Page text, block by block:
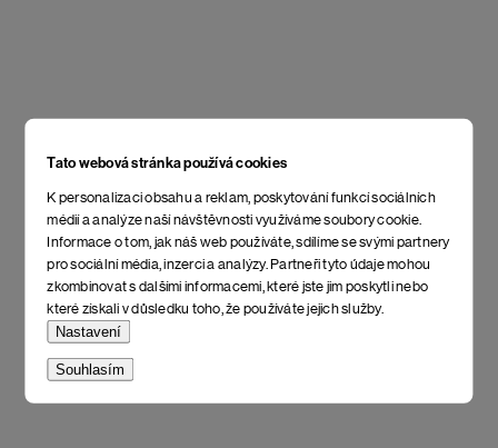
Tato webová stránka používá cookies
K personalizaci obsahu a reklam, poskytování funkcí sociálních
médií a analýze naší návštěvnosti využíváme soubory cookie.
Informace o tom, jak náš web používáte, sdílíme se svými partnery
pro sociální média, inzerci a analýzy. Partneři tyto údaje mohou
zkombinovat s dalšími informacemi, které jste jim poskytli nebo
které získali v důsledku toho, že používáte jejich služby.
Nastavení
Souhlasím